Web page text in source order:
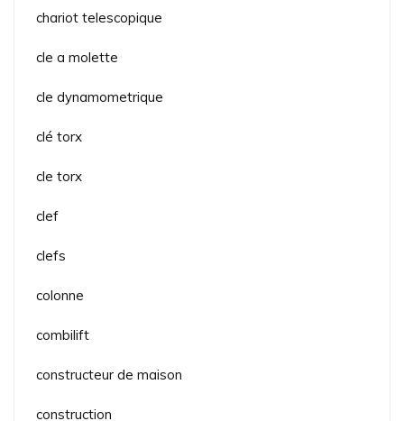
chariot telescopique
cle a molette
cle dynamometrique
clé torx
cle torx
clef
clefs
colonne
combilift
constructeur de maison
construction